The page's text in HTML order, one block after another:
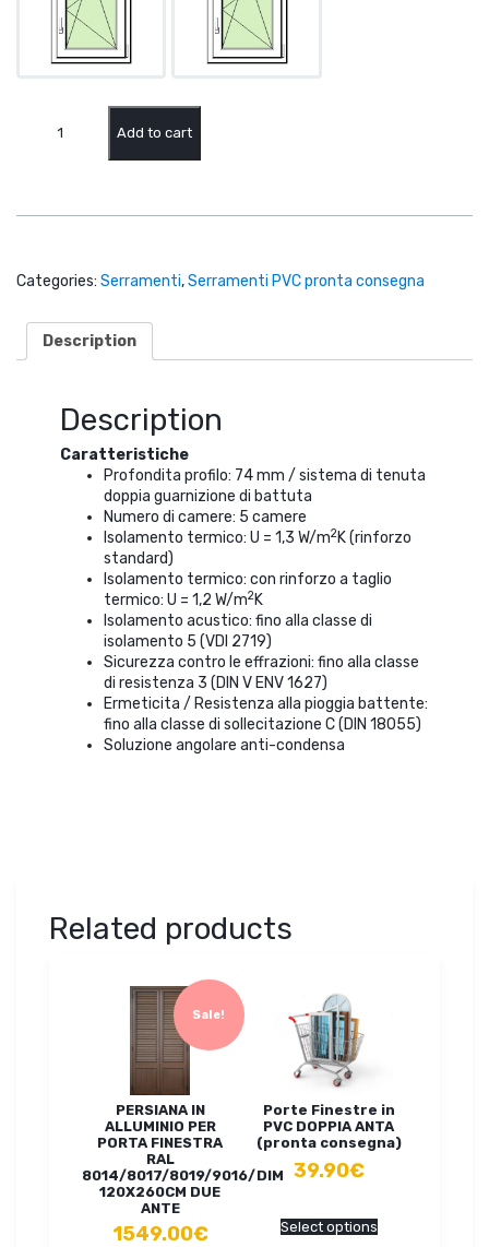
Add to cart
Categories: Serramenti,Serramenti PVC pronta consegna
Description
Description
Caratteristiche
Profondita profilo: 74 mm / sistema di tenuta
doppia guarnizione di battuta
Numero di camere: 5 camere
Isolamento termico: U = 1,3 W/m2K (rinforzo
standard)
Isolamento termico: con rinforzo a taglio
termico: U = 1,2 W/m2K
Isolamento acustico: fino alla classe di
isolamento 5 (VDI 2719)
Sicurezza contro le effrazioni: fino alla classe
di resistenza 3 (DIN V ENV 1627)
Ermeticita / Resistenza alla pioggia battente:
fino alla classe di sollecitazione C (DIN 18055)
Soluzione angolare anti-condensa
Related products
Sale!
PERSIANA IN
ALLUMINIO PER
PORTA FINESTRA
RAL
8014/8017/8019/9016/DIM
120X260CM DUE
ANTE
1549.00€
Porte Finestre in
PVC DOPPIA ANTA
(pronta consegna)
39.90€
Select options